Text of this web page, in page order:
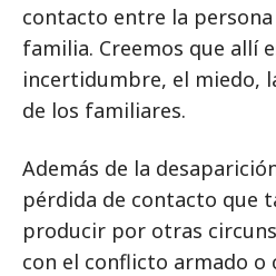
contacto entre la persona
familia. Creemos que allí
incertidumbre, el miedo,
de los familiares.
Además de la
pérdida de contacto que
producir por otras
con el conflicto armado o